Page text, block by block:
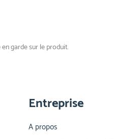
garde sur le produit.
Entreprise
A propos